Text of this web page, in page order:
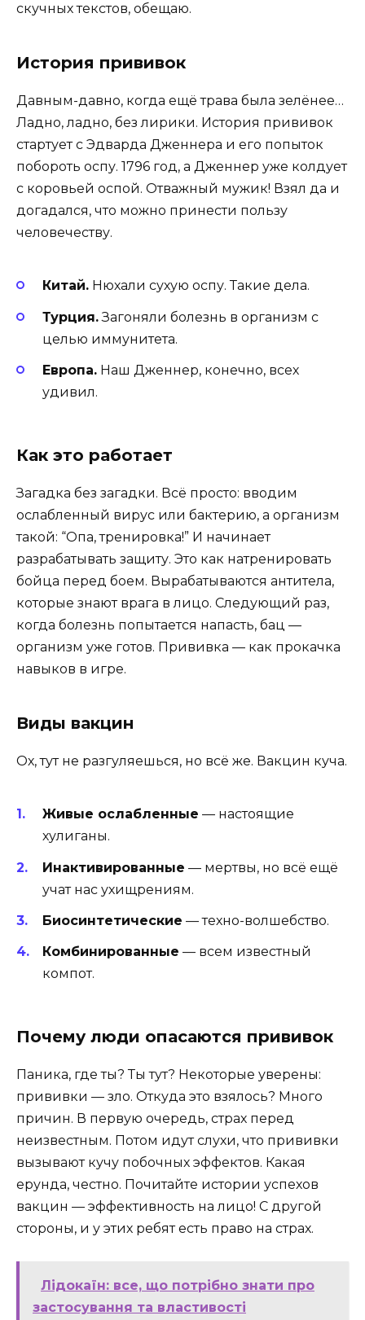
скучных текстов, обещаю.
История прививок
Давным-давно, когда ещё трава была зелёнее…
Ладно, ладно, без лирики. История прививок
стартует с Эдварда Дженнера и его попыток
побороть оспу. 1796 год, а Дженнер уже колдует
с коровьей оспой. Отважный мужик! Взял да и
догадался, что можно принести пользу
человечеству.
Китай. Нюхали сухую оспу. Такие дела.
Турция.Загоняли болезнь в организм с
целью иммунитета.
Европа. Наш Дженнер, конечно, всех
удивил.
Как это работает
Загадка без загадки. Всё просто: вводим
ослабленный вирус или бактерию, а организм
такой: “Опа, тренировка!” И начинает
разрабатывать защиту. Это как натренировать
бойца перед боем. Вырабатываются антитела,
которые знают врага в лицо. Следующий раз,
когда болезнь попытается напасть, бац —
организм уже готов. Прививка — как прокачка
навыков в игре.
Виды вакцин
Ох, тут не разгуляешься, но всё же. Вакцин куча.
Живые ослабленные — настоящие
хулиганы.
Инактивированные — мертвы, но всё ещё
учат нас ухищрениям.
Биосинтетические — техно-волшебство.
Комбинированные — всем известный
компот.
Почему люди опасаются прививок
Паника, где ты? Ты тут? Некоторые уверены:
прививки — зло. Откуда это взялось? Много
причин. В первую очередь, страх перед
неизвестным. Потом идут слухи, что прививки
вызывают кучу побочных эффектов. Какая
ерунда, честно. Почитайте истории успехов
вакцин — эффективность на лицо! С другой
стороны, и у этих ребят есть право на страх.
Лідокаїн: все, що потрібно знати про
застосування та властивості